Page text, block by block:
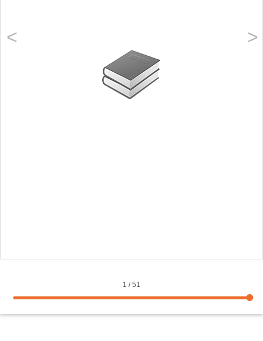
< >
1 /51